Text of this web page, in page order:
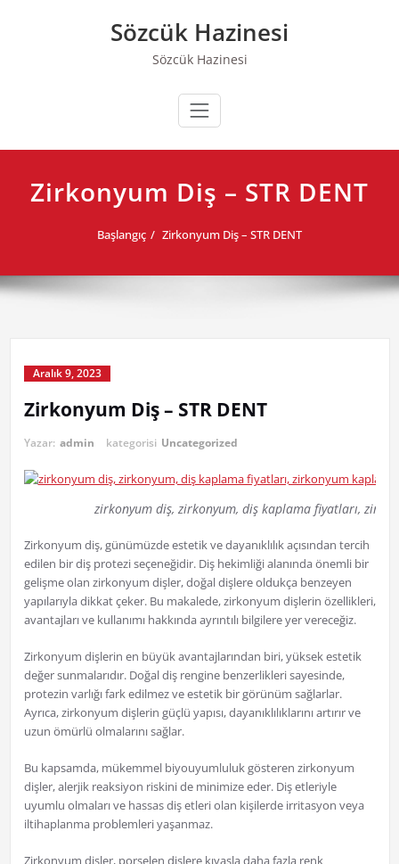
Sözcük Hazinesi
Sözcük Hazinesi
Zirkonyum Diş – STR DENT
Başlangıç Zirkonyum Diş – STR DENT
Aralık 9, 2023
Zirkonyum Diş – STR DENT
Yazar: admin kategorisi Uncategorized
zirkonyum diş, zirkonyum, diş kaplama fiyatları,
Zirkonyum diş, günümüzde estetik ve dayanıklılık açısından tercih
edilen bir diş protezi seçeneğidir. Diş hekimliği alanında önemli bir
gelişme olan zirkonyum dişler, doğal dişlere oldukça benzeyen
yapılarıyla dikkat çeker. Bu makalede, zirkonyum dişlerin özellikleri,
avantajları ve kullanımı hakkında ayrıntılı bilgilere yer vereceğiz.
Zirkonyum dişlerin en büyük avantajlarından biri, yüksek estetik
değer sunmalarıdır. Doğal diş rengine benzerlikleri sayesinde,
protezin varlığı fark edilmez ve estetik bir görünüm sağlarlar.
Ayrıca, zirkonyum dişlerin güçlü yapısı, dayanıklılıklarını artırır ve
uzun ömürlü olmalarını sağlar.
Bu kapsamda, mükemmel biyouyumluluk gösteren zirkonyum
dişler, alerjik reaksiyon riskini de minimize eder. Diş etleriyle
uyumlu olmaları ve hassas diş etleri olan kişilerde irritasyon veya
iltihaplanma problemleri yaşanmaz.
Zirkonyum dişler, porselen dişlere kıyasla daha fazla renk